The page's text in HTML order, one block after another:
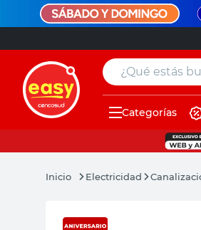
¿Qué estás
Categorías
Electricidad
muebles